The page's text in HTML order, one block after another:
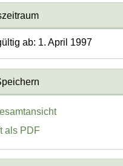
ab: 1. April 1997
als PDF